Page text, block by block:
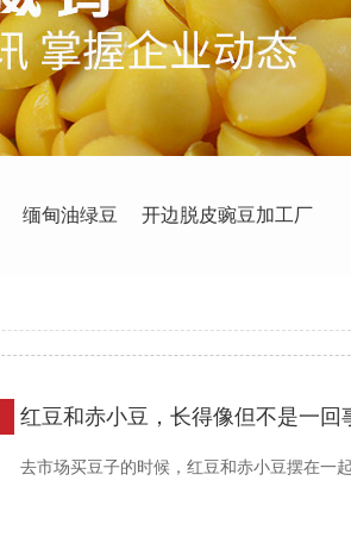
缅甸油绿豆 开边脱皮豌豆加工厂
红豆和赤小豆，长得像但不是一回
去市场买豆子的时候，红豆和赤小豆摆在一